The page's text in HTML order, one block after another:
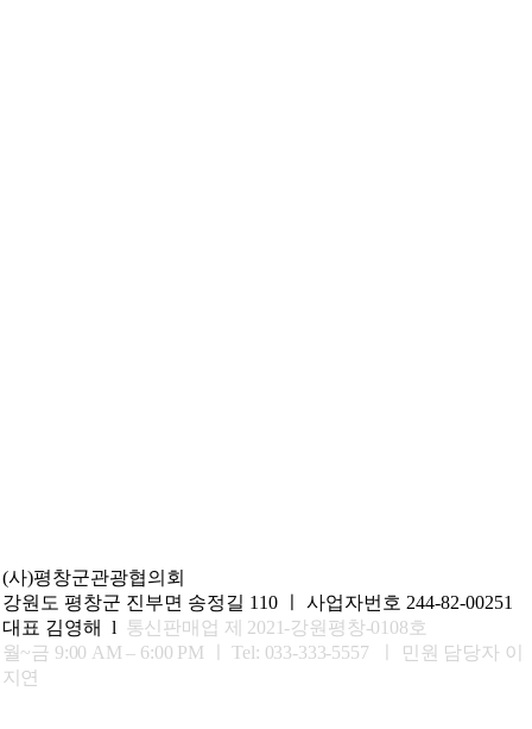
(사)평창군관광협의회
강원도 평창군 진부면 송정길 110 ㅣ 사업자번호 244-82-00251
대표 김영해 l 통신판매업 제 2021-강원평창-0108호
월~금 9:00 AM – 6:00 PM ㅣTel: 033-333-5557 ㅣ 민원 담당자 이
지연